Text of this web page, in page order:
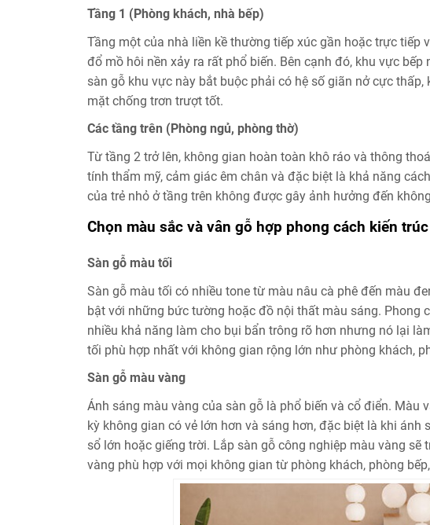
Tầng 1 (Phòng khách, nhà bếp)
Tầng một của nhà liền kề thường tiếp xúc gần hoặc trực tiếp
đổ mồ hôi nền xảy ra rất phổ biến. Bên cạnh đó, khu vực
sàn gỗ khu vực này bắt buộc phải có hệ số giãn nở cực
mặt chống trơn trượt tốt.
Các tầng trên (Phòng ngủ, phòng thờ)
Từ tầng 2 trở lên, không gian hoàn toàn khô ráo và thông
tính thẩm mỹ, cảm giác êm chân và đặc biệt là khả năng
của trẻ nhỏ ở tầng trên không được gây ảnh hưởng đến
Chọn màu sắc và vân gỗ hợp phong cách kiến trúc
Sàn gỗ màu tối
Sàn gỗ màu tối có nhiều tone từ màu nâu cà phê đến màu
bật với những bức tường hoặc đồ nội thất màu sáng. Phong
nhiều khả năng làm cho bụi bẩn trông rõ hơn nhưng nó lại
tối phù hợp nhất với không gian rộng lớn như phòng khách,
Sàn gỗ màu vàng
Ánh sáng màu vàng của sàn gỗ là phổ biến và cổ điển. Màu
kỳ không gian có vẻ lớn hơn và sáng hơn, đặc biệt là khi
sổ lớn hoặc giếng trời. Lắp sàn gỗ công nghiệp màu vàng
vàng phù hợp với mọi không gian từ phòng khách, phòng